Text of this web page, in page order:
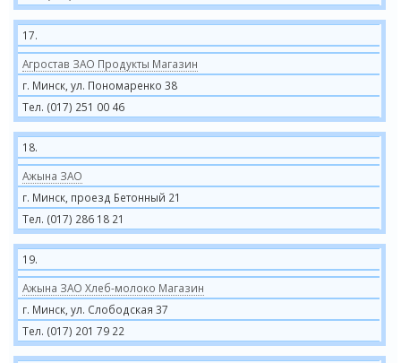
17.
Агростав ЗАО Продукты Магазин
г. Минск, ул. Пономаренко 38
Тел. (017) 251 00 46
18.
Ажына ЗАО
г. Минск, проезд Бетонный 21
Тел. (017) 286 18 21
19.
Ажына ЗАО Хлеб-молоко Магазин
г. Минск, ул. Слободская 37
Тел. (017) 201 79 22